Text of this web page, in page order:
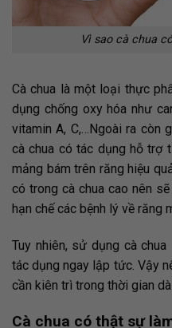
Vì sao cà chua
Cà chua là một loại thực
dụng chống oxy hóa như
vitamin A, C,…Ngoài ra còn
cà chua có tác dụng hỗ trợ
mảng bám trên răng hiệu
có trong cà chua cao nên
hạn chế các bệnh lý về răng
Tuy nhiên, sử dụng cà
tác dụng ngay lập tức. Vậy
cần kiên trì trong thời gian
Cà chua có thật sự